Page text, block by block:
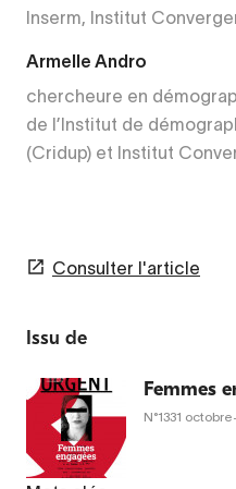
Inserm, Institut
Armelle Andro
chercheure en
de l’Institut de
(Cridup) et Institut
Consulter l'article
Issu de
Femmes
N°1331